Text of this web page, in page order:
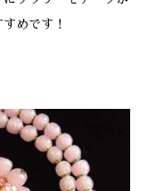
めです！